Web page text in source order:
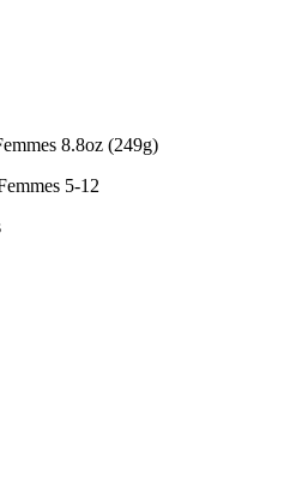
8.8oz (249g)
5-12